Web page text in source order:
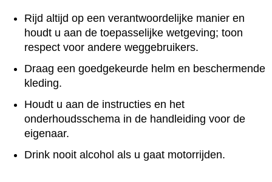
Rijd altijd op een verantwoordelijke manier en
houdt u aan de toepasselijke wetgeving; toon
respect voor andere weggebruikers.
Draag een goedgekeurde helm en beschermende
kleding.
Houdt u aan de instructies en het
onderhoudsschema in de handleiding voor de
eigenaar.
Drink nooit alcohol als u gaat motorrijden.